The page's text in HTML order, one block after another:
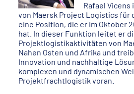
Rafael Vicens
von Maersk Project Logistics für
eine Position, die er im Oktober
hat. In dieser Funktion leitet er
Projektlogistikaktivitäten von
Nahen Osten und Afrika und
Innovation und nachhaltige
komplexen und dynamischen
Projektfrachtlogistik voran.